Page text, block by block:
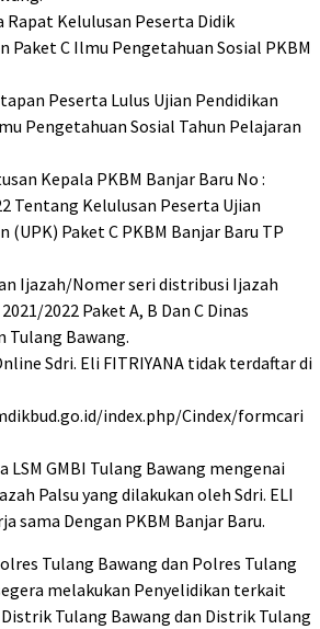
Rapat Kelulusan Peserta Didik
Paket C Ilmu Pengetahuan Sosial PKBM
Peserta Lulus Ujian Pendidikan
Pengetahuan Sosial Tahun Pelajaran
Kepala PKBM Banjar Baru No :
Tentang Kelulusan Peserta Ujian
(UPK) Paket C PKBM Banjar Baru TP
Ijazah/Nomer seri distribusi Ijazah
2022 Paket A, B Dan C Dinas
Tulang Bawang.
Sdri. Eli FITRIYANA tidak terdaftar di
index.php/Cindex/formcari
LSM GMBI Tulang Bawang mengenai
Palsu yang dilakukan oleh Sdri. ELI
sama Dengan PKBM Banjar Baru.
Tulang Bawang dan Polres Tulang
melakukan Penyelidikan terkait
Distrik Tulang Bawang dan Distrik Tulang